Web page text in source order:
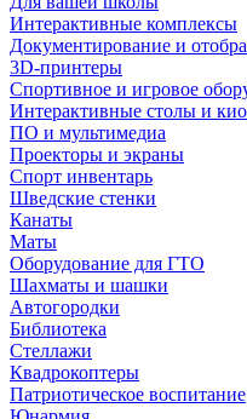
Интерактивные комплексы
Документирование и
3D-принтеры
Спортивное и игровое
Интерактивные столы и
ПО и мультимедиа
Проекторы и экраны
Спорт инвентарь
Шведские стенки
Канаты
Маты
Оборудование для ГТО
Шахматы и шашки
Автогородки
Библиотека
Стеллажи
Квадрокоптеры
Патриотическое воспитание